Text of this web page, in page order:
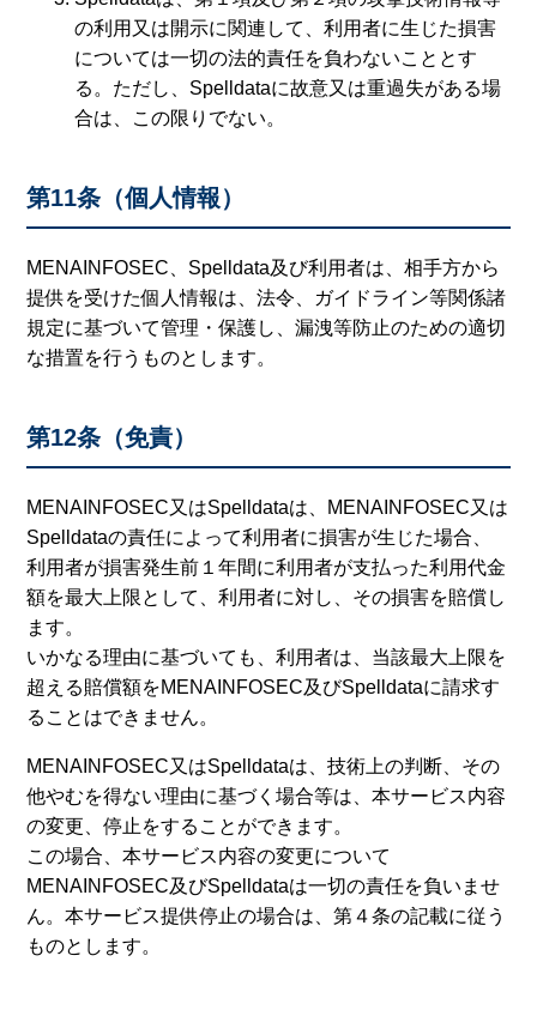
の利用又は開示に関連して、利用者に生じた損害
については一切の法的責任を負わないこととす
る。ただし、Spelldataに故意又は重過失がある場
合は、この限りでない。
第11条（個人情報）
MENAINFOSEC、Spelldata及び利用者は、相手方から
提供を受けた個人情報は、法令、ガイドライン等関係諸
規定に基づいて管理・保護し、漏洩等防止のための適切
な措置を行うものとします。
第12条（免責）
MENAINFOSEC又はSpelldataは、MENAINFOSEC又は
Spelldataの責任によって利用者に損害が生じた場合、
利用者が損害発生前１年間に利用者が支払った利用代金
額を最大上限として、利用者に対し、その損害を賠償し
ます。
いかなる理由に基づいても、利用者は、当該最大上限を
超える賠償額をMENAINFOSEC及びSpelldataに請求す
ることはできません。
MENAINFOSEC又はSpelldataは、技術上の判断、その
他やむを得ない理由に基づく場合等は、本サービス内容
の変更、停止をすることができます。
この場合、本サービス内容の変更について
MENAINFOSEC及びSpelldataは一切の責任を負いませ
ん。本サービス提供停止の場合は、第４条の記載に従う
ものとします。